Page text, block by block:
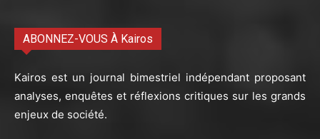
ABONNEZ-VOUS À Kairos
Kairos est un journal bimestriel indépendant proposant
analyses, enquêtes et réflexions critiques sur les grands
enjeux de société.